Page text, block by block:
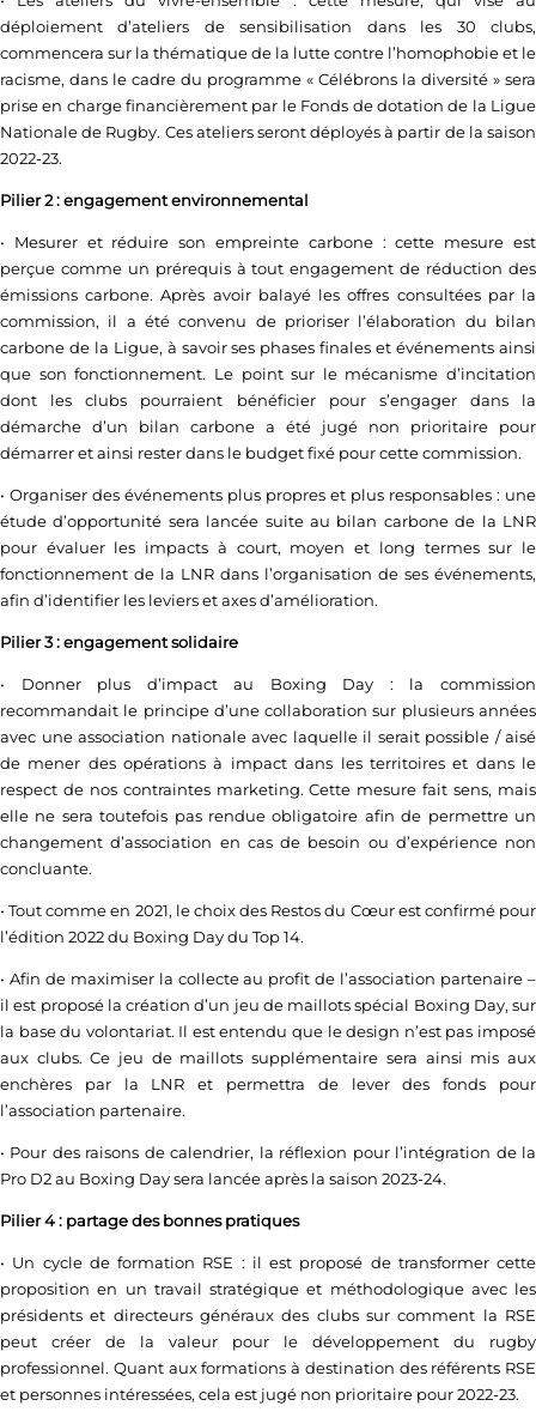
déploiement d’ateliers de sensibilisation dans les 30 clubs,
commencera sur la thématique de la lutte contre l’homophobie et le
racisme, dans le cadre du programme « Célébrons la diversité » sera
prise en charge financièrement par le Fonds de dotation de la Ligue
Nationale de Rugby. Ces ateliers seront déployés à partir de la saison
2022-23.
Pilier 2 : engagement environnemental
• Mesurer et réduire son empreinte carbone : cette mesure est
perçue comme un prérequis à tout engagement de réduction des
émissions carbone. Après avoir balayé les offres consultées par la
commission, il a été convenu de prioriser l’élaboration du bilan
carbone de la Ligue, à savoir ses phases finales et événements ainsi
que son fonctionnement. Le point sur le mécanisme d’incitation
dont les clubs pourraient bénéficier pour s’engager dans la
démarche d’un bilan carbone a été jugé non prioritaire pour
démarrer et ainsi rester dans le budget fixé pour cette commission.
• Organiser des événements plus propres et plus responsables : une
étude d’opportunité sera lancée suite au bilan carbone de la LNR
pour évaluer les impacts à court, moyen et long termes sur le
fonctionnement de la LNR dans l’organisation de ses événements,
afin d’identifier les leviers et axes d’amélioration.
Pilier 3 : engagement solidaire
• Donner plus d’impact au Boxing Day : la commission
recommandait le principe d’une collaboration sur plusieurs années
avec une association nationale avec laquelle il serait possible / aisé
de mener des opérations à impact dans les territoires et dans le
respect de nos contraintes marketing. Cette mesure fait sens, mais
elle ne sera toutefois pas rendue obligatoire afin de permettre un
changement d’association en cas de besoin ou d’expérience non
concluante.
• Tout comme en 2021, le choix des Restos du Cœur est confirmé pour
l’édition 2022 du Boxing Day du Top 14.
• Afin de maximiser la collecte au profit de l’association partenaire –
il est proposé la création d’un jeu de maillots spécial Boxing Day, sur
la base du volontariat. Il est entendu que le design n’est pas imposé
aux clubs. Ce jeu de maillots supplémentaire sera ainsi mis aux
enchères par la LNR et permettra de lever des fonds pour
l’association partenaire.
• Pour des raisons de calendrier, la réflexion pour l’intégration de la
Pro D2 au Boxing Day sera lancée après la saison 2023-24.
Pilier 4 : partage des bonnes pratiques
• Un cycle de formation RSE : il est proposé de transformer cette
proposition en un travail stratégique et méthodologique avec les
présidents et directeurs généraux des clubs sur comment la RSE
peut créer de la valeur pour le développement du rugby
professionnel. Quant aux formations à destination des référents RSE
et personnes intéressées, cela est jugé non prioritaire pour 2022-23.